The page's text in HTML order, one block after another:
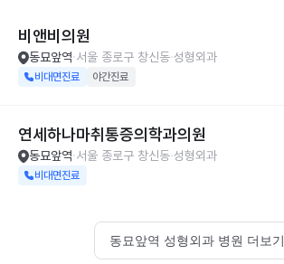
비앤비의원
동묘앞역 서울 종로구 창신동 성형외과
비대면진료 야간진료
연세하나마취통증의학과의원
동묘앞역 서울 종로구 창신동 성형외과
비대면진료
동묘앞역 성형외과 병원 더보기